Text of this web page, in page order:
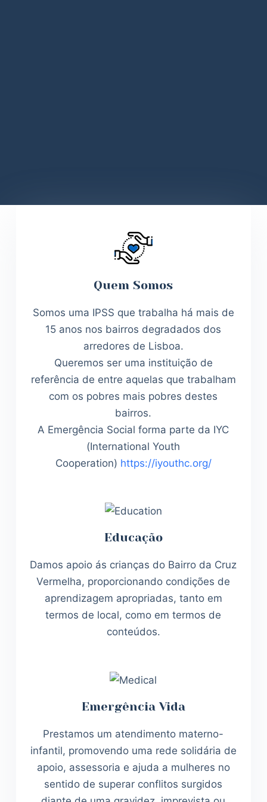
Quem Somos
Somos uma IPSS que trabalha há mais de
15 anos nos bairros degradados dos
arredores de Lisboa.
Queremos ser uma instituição de
referência de entre aquelas que trabalham
com os pobres mais pobres destes
bairros.
A Emergência Social forma parte da IYC
(International Youth
Cooperation) https://iyouthc.org/
Educação
Damos apoio ás crianças do Bairro da Cruz
Vermelha, proporcionando condições de
aprendizagem apropriadas, tanto em
termos de local, como em termos de
conteúdos.
Emergência Vida
Prestamos um atendimento materno-
infantil, promovendo uma rede solidária de
apoio, assessoria e ajuda a mulheres no
sentido de superar conflitos surgidos